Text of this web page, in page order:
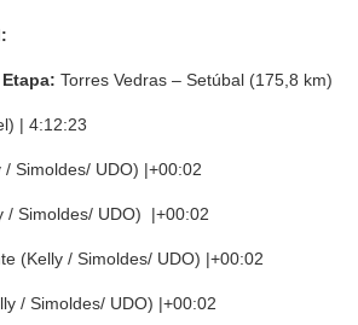
Torres Vedras – Setúbal (175,8 km)
| 4:12:23
Simoldes/ UDO) |+00:02
/ Simoldes/ UDO) |+00:02
(Kelly / Simoldes/ UDO) |+00:02
/ Simoldes/ UDO) |+00:02